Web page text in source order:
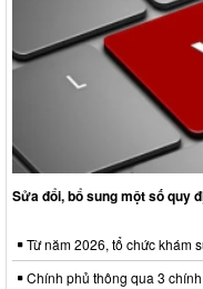
Sửa đổi, bổ sung một số quy
Từ năm 2026, tổ chức khám
Chính phủ thông qua 3